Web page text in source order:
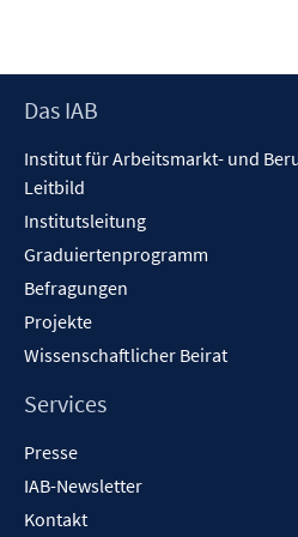
Footer
Das IAB
Institut für Arbeitsmarkt- und
Leitbild
Institutsleitung
Graduiertenprogramm
Befragungen
Projekte
Wissenschaftlicher Beirat
Services
Presse
IAB-Newsletter
Kontakt